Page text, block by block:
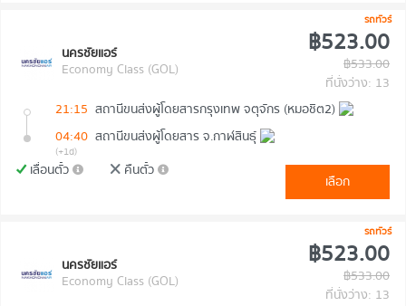
รถทัวร์
นครชัยแอร์
Economy Class (GOL)
฿523.00
฿533.00
ที่นั่งว่าง: 13
21:15 สถานีขนส่งผู้โดยสารกรุงเทพ จตุจักร (หมอชิต2)
04:40 สถานีขนส่งผู้โดยสาร จ.กาฬสินธุ์
(+1d)
เลื่อนตั๋ว คืนตั๋ว
เลือก
รถทัวร์
นครชัยแอร์
Economy Class (GOL)
฿523.00
฿533.00
ที่นั่งว่าง: 13